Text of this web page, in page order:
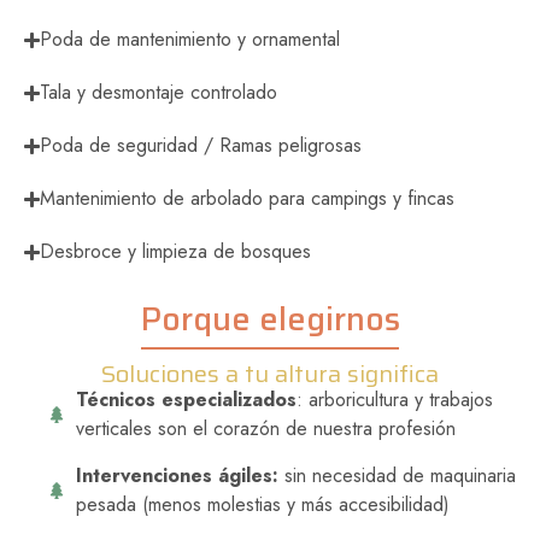
Poda de mantenimiento y ornamental
Tala y desmontaje controlado
Poda de seguridad / Ramas peligrosas
Mantenimiento de arbolado para campings y fincas
Desbroce y limpieza de bosques
Porque elegirnos
Soluciones a tu altura significa
Técnicos especializados: arboricultura y trabajos
verticales son el corazón de nuestra profesión
Intervenciones ágiles: sin necesidad de maquinaria
pesada (menos molestias y más accesibilidad)